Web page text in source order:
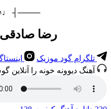
├───
رضا صادقی
تلگرام گود موزیک
آهنگ دیوونه خونه را آنلاین